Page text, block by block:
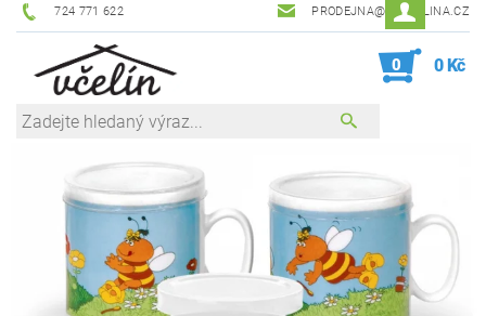
724 771 622 PRODEJNA@ZEVCELINA.CZ
0 0 Kč